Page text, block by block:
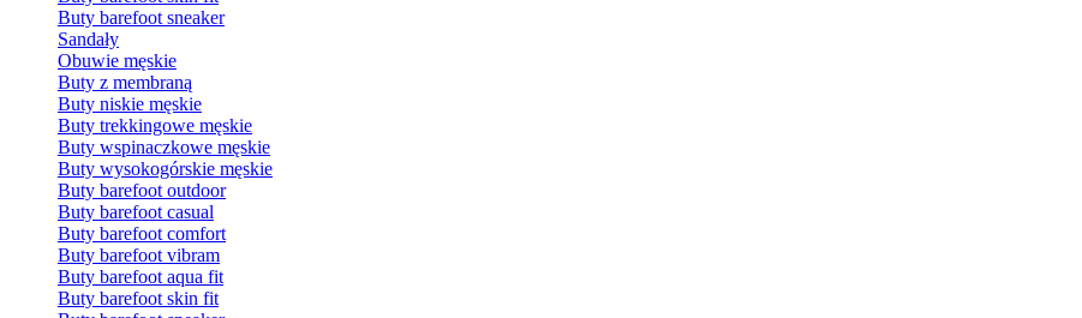
Buty barefoot sneaker
Sandały
Obuwie męskie
Buty z membraną
Buty niskie męskie
Buty trekkingowe męskie
Buty wspinaczkowe męskie
Buty wysokogórskie męskie
Buty barefoot outdoor
Buty barefoot casual
Buty barefoot comfort
Buty barefoot vibram
Buty barefoot aqua fit
Buty barefoot skin fit